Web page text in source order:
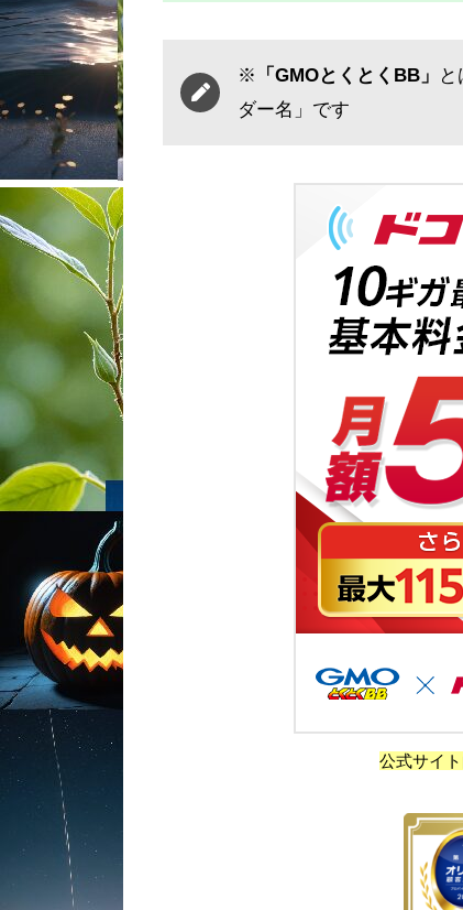
※ 「GMOとくとくBB」
ダー名」です
公式サイ